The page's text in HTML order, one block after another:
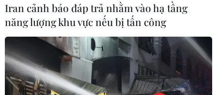
TIN CÙNG CHUYÊN MỤC
Thắt chặt tình hữu nghị sắt son giữa
các cựu chuyên gia quân sự Nga với
Việt Nam
06/08/2026 06:23
Iran cảnh báo đáp trả nhằm vào hạ tầng
năng lượng khu vực nếu bị tấn công